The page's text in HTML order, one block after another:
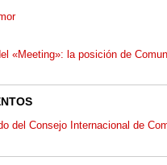
«Meeting»: la posición de
del Consejo Internacional de